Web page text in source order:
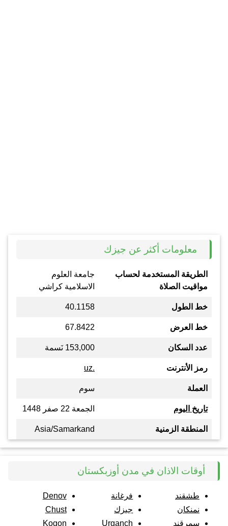
معلومات أكثر عن جيزك
الطريقة المستخدمة لحساب
مواقيت الصلاة
جامعة العلوم
الاسلامية كراشي
خط الطول 40.1158
خط العرض 67.8422
عدد السكان 153,000 نَسمة
رمز الأنترنت .uz
العملة سوم
تاريخ اليوم الجمعة 22 صفر 1448
المنطقة الزمنية Asia/Samarkand
أوقات الاذان في مدن أوزبكستان
طشقند
نمنكان
سمرقند
فرغانة
جيزك
Urganch
Denov
Chust
Kogon